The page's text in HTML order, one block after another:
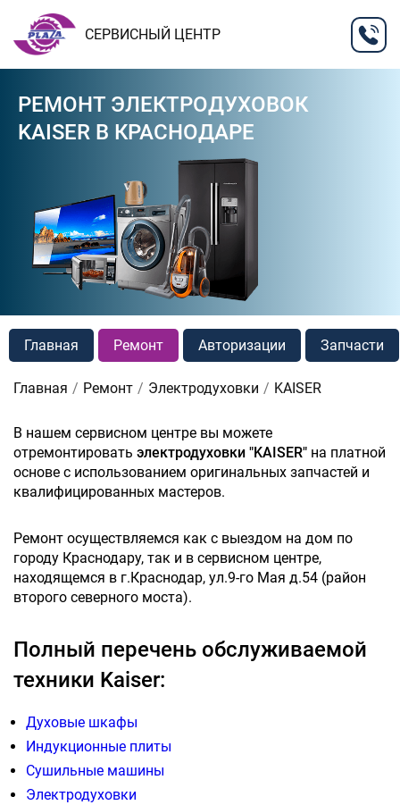
СЕРВИСНЫЙ ЦЕНТР
РЕМОНТ ЭЛЕКТРОДУХОВОК
KAISER В КРАСНОДАРЕ
Главная Ремонт Авторизации Запчасти
Главная Ремонт Электродуховки KAISER
В нашем сервисном центре вы можете
отремонтировать электродуховки "KAISER" на платной
основе с использованием оригинальных запчастей и
квалифицированных мастеров.
Ремонт осуществляемся как с выездом на дом по
городу Краснодару, так и в сервисном центре,
находящемся в г.Краснодар, ул.9-го Мая д.54 (район
второго северного моста).
Полный перечень обслуживаемой
техники Kaiser:
Духовые шкафы
Индукционные плиты
Сушильные машины
Электродуховки